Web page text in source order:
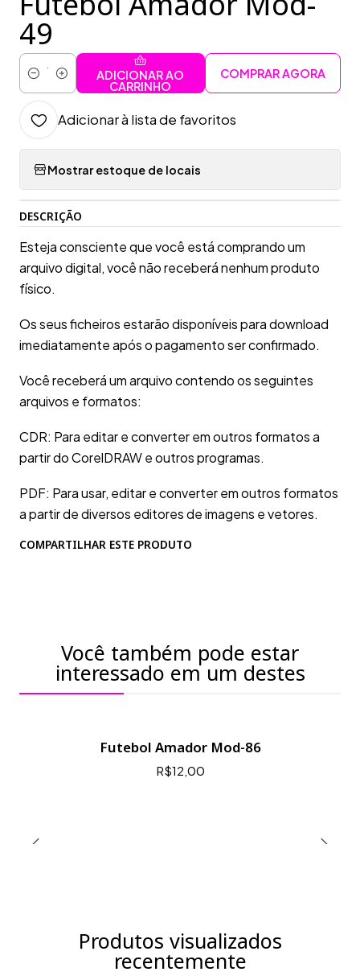
49
Quantidade
ADICIONAR AO
CARRINHO
COMPRAR AGORA
Adicionar à lista de favoritos
Mostrar estoque de locais
DESCRIÇÃO
Esteja consciente que você está comprando um
arquivo digital, você não receberá nenhum produto
físico.
Os seus ficheiros estarão disponíveis para download
imediatamente após o pagamento ser confirmado.
Você receberá um arquivo contendo os seguintes
arquivos e formatos:
CDR: Para editar e converter em outros formatos a
partir do CorelDRAW e outros programas.
PDF: Para usar, editar e converter em outros formatos
a partir de diversos editores de imagens e vetores.
COMPARTILHAR ESTE PRODUTO
Você também pode estar
interessado em um destes
Futebol Amador Mod-86
R$12,00
Produtos visualizados
recentemente